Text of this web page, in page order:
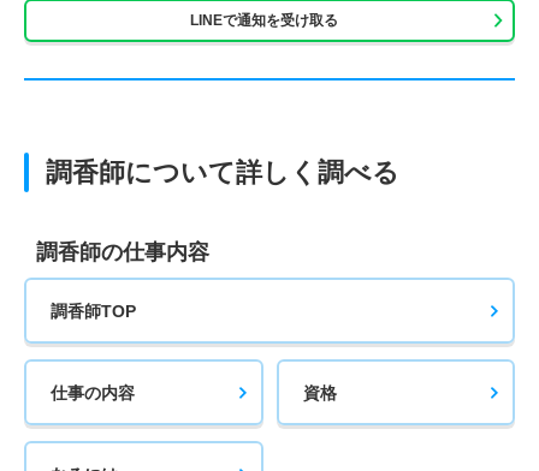
LINEで通知を受け取る
調香師について詳しく調べる
調香師の仕事内容
調香師TOP
仕事の内容 資格